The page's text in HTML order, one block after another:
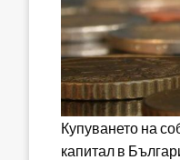
Купуването на
капитал в